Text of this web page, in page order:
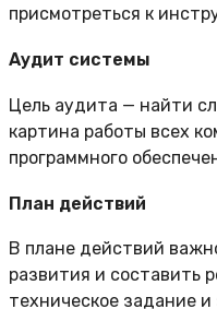
присмотреться к
Аудит системы
Цель аудита — найти
картина работы всех
программного
План действий
В плане действий
развития и составить
техническое задание